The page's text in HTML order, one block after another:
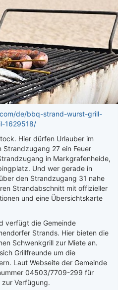
de/bbq-strand-wurst-grill-
1629518/
Hier dürfen Urlauber im
27 ein Feuer
in Markgrafenheide,
Und wer gerade in
den Strandzugang 31 nahe
Strandabschnitt mit offizieller
und eine Übersichtskarte
verfügt die Gemeinde
Strands. Hier bieten die
Schwenkgrill zur Miete an.
Grillfreunde um die
Laut Webseite der Gemeinde
04503/7709-299 für
Verfügung.